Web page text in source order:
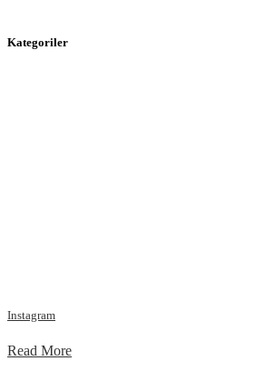
Kategoriler
Instagram
Read More